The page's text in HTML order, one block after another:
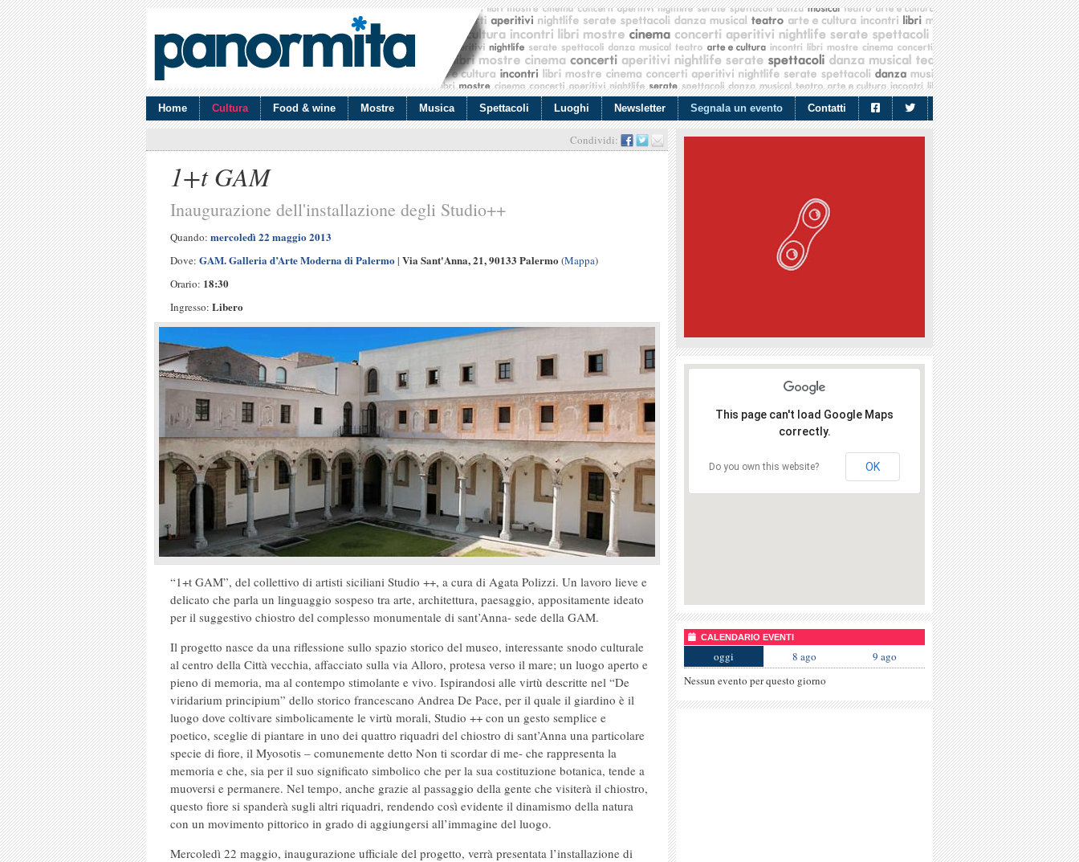
Home Cultura Food & wine Mostre Musica Spettacoli Luoghi Newsletter Segnala un evento Contatti
Condividi:
1+t GAM
Inaugurazione dell'installazione degli Studio++
Quando: mercoledì 22 maggio 2013
Dove: GAM. Galleria d’Arte Moderna di Palermo | Via Sant'Anna, 21, 90133 Palermo (Mappa)
Orario: 18:30
Ingresso: Libero
“1+t GAM”, del collettivo di artisti siciliani Studio ++, a cura di Agata Polizzi. Un lavoro lieve e
delicato che parla un linguaggio sospeso tra arte, architettura, paesaggio, appositamente ideato
per il suggestivo chiostro del complesso monumentale di sant’Anna- sede della GAM.
Il progetto nasce da una riflessione sullo spazio storico del museo, interessante snodo culturale
al centro della Città vecchia, affacciato sulla via Alloro, protesa verso il mare; un luogo aperto e
pieno di memoria, ma al contempo stimolante e vivo. Ispirandosi alle virtù descritte nel “De
viridarium principium” dello storico francescano Andrea De Pace, per il quale il giardino è il
luogo dove coltivare simbolicamente le virtù morali, Studio ++ con un gesto semplice e
poetico, sceglie di piantare in uno dei quattro riquadri del chiostro di sant’Anna una particolare
specie di fiore, il Myosotis – comunemente detto Non ti scordar di me- che rappresenta la
memoria e che, sia per il suo significato simbolico che per la sua costituzione botanica, tende a
muoversi e permanere. Nel tempo, anche grazie al passaggio della gente che visiterà il chiostro,
questo fiore si spanderà sugli altri riquadri, rendendo così evidente il dinamismo della natura
con un movimento pittorico in grado di aggiungersi all’immagine del luogo.
Mercoledì 22 maggio, inaugurazione ufficiale del progetto, verrà presentata l’installazione di
This page can't load Google Maps
correctly.
Do you own this website? OK
CALENDARIO EVENTI
oggi 8 ago
9 ago
Nessun evento per questo giorno